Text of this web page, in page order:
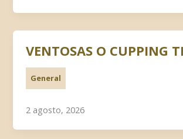
VENTOSAS O CUPPING
General
2 agosto, 2026